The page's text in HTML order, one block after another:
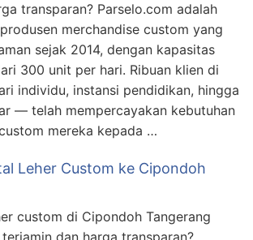
transparan? Parselo.com adalah
merchandise custom yang
sejak 2014, dengan kapasitas
300 unit per hari. Ribuan klien di
individu, instansi pendidikan, hingga
— telah mempercayakan kebutuhan
mereka kepada …
Leher Custom ke Cipondoh
custom di Cipondoh Tangerang